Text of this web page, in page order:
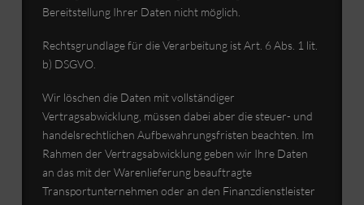
Bereitstellung Ihrer Daten nicht möglich.
Rechtsgrundlage für die Verarbeitung ist Art. 6 Abs. 1 lit.
b) DSGVO.
Wir löschen die Daten mit vollständiger
Vertragsabwicklung, müssen dabei aber die steuer- und
handelsrechtlichen Aufbewahrungsfristen beachten. Im
Rahmen der Vertragsabwicklung geben wir Ihre Daten
an das mit der Warenlieferung beauftragte
Transportunternehmen oder an den Finanzdienstleister